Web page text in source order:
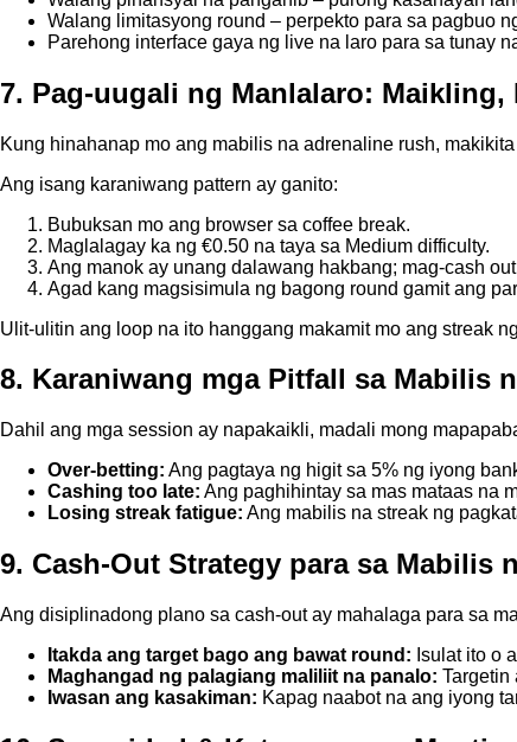
Walang limitasyong round – perpekto para sa pagbuo
Parehong interface gaya ng live na laro para sa tunay
7. Pag-uugali ng Manlalaro: Maikling,
Kung hinahanap mo ang mabilis na adrenaline rush,
Ang isang karaniwang pattern ay ganito:
Bubuksan mo ang browser sa coffee break.
Maglalagay ka ng €0.50 na taya sa Medium difficulty.
Ang manok ay unang dalawang hakbang; mag-cash
Agad kang magsisimula ng bagong round gamit ang
Ulit-ulitin ang loop na ito hanggang makamit mo ang streak
8. Karaniwang mga Pitfall sa Mabilis
Dahil ang mga session ay napakaikli, madali mong
Over‑betting: Ang pagtaya ng higit sa 5% ng iyong
Cashing too late: Ang paghihintay sa mas mataas na
Losing streak fatigue: Ang mabilis na streak ng
9. Cash‑Out Strategy para sa Mabilis
Ang disiplinadong plano sa cash‑out ay mahalaga para sa
Itakda ang target bago ang bawat round: Isulat ito o
Maghangad ng palagiang maliliit na panalo: Targetin
Iwasan ang kasakiman: Kapag naabot na ang iyong